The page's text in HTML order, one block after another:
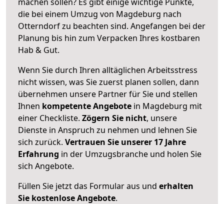
die bei einem Umzug von Magdeburg nach
Otterndorf zu beachten sind. Angefangen bei der
Planung bis hin zum Verpacken Ihres kostbaren
Hab & Gut.
Wenn Sie durch Ihren alltäglichen Arbeitsstress
nicht wissen, was Sie zuerst planen sollen, dann
übernehmen unsere Partner für Sie und stellen
Ihnen kompetente Angebote in Magdeburg mit
einer Checkliste. Zögern Sie nicht, unsere
Dienste in Anspruch zu nehmen und lehnen Sie
sich zurück. Vertrauen Sie unserer 17 Jahre
Erfahrung in der Umzugsbranche und holen Sie
sich Angebote.
Füllen Sie jetzt das Formular aus und erhalten
Sie kostenlose Angebote.